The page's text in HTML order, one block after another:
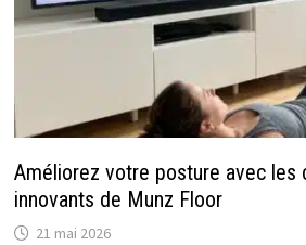
Améliorez votre posture avec les
innovants de Munz Floor
21 mai 2026